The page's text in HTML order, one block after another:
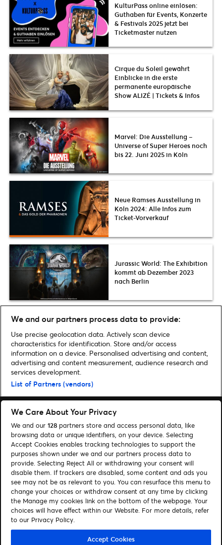
KulturPass online einlösen:
Guthaben für Events, Konzerte
& Festivals 2025 jetzt bei
Ticketmaster nutzen
Cirque du Soleil gewährt
Einblicke in die erste
permanente europäische
Show ALIZÉ | Tickets & Infos
Marvel: Die Ausstellung –
Universe of Super Heroes noch
bis 22. Juni 2025 in Köln
Neue Ramses Ausstellung in
Köln 2024: Alle Infos zum
Ticket-Vorverkauf
Jurassic World: The Exhibition
kommt ab Dezember 2023
nach Berlin
Home»Kultur
Suchen
Cookie-Einwilligungstool
Autor*innen
Kontakt
Impressum
Tickets
Folge uns:
Visit Facebook (opens in a new window)
Visit Twitter (opens in a new window)
Visit Instagram (opens in a new window)
Visit Youtube (opens in a new window)
Visit Tiktok (opens in a new
Visit Xing (opens in a new
We and our partners process data to provide:
Use precise geolocation data. Actively scan device
characteristics for identification. Store and/or access
information on a device. Personalised advertising and content,
advertising and content measurement, audience research and
services development.
List of Partners (vendors)
We Care About Your Privacy
We and our 128 partners store and access personal data, like
browsing data or unique identifiers, on your device. Selecting
Accept Cookies enables tracking technologies to support the
purposes shown under we and our partners process data to
provide. Selecting Reject All or withdrawing your consent will
disable them. If trackers are disabled, some content and ads you
see may not be as relevant to you. You can resurface this menu to
change your choices or withdraw consent at any time by clicking
the Manage my cookies link on the bottom of the webpage. Your
choices will have effect within our Website. For more details, refer
to our Privacy Policy.
Accept Cookies